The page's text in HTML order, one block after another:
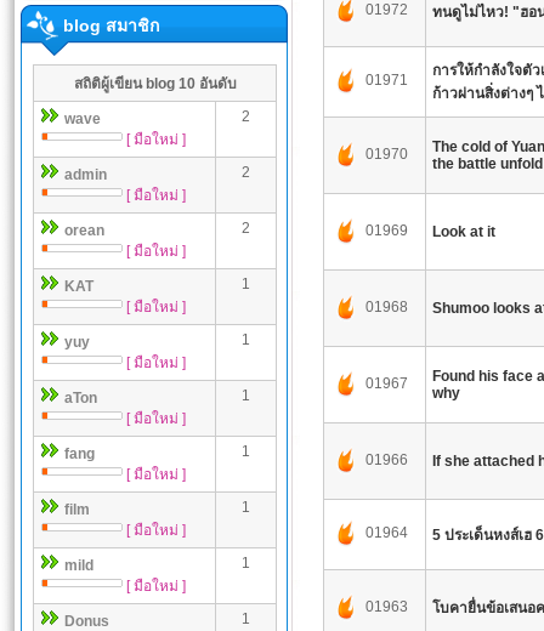
blog สมาชิก
สถิติผู้เขียน blog 10 อันดับ
wave
[ มือใหม่ ]
2
admin
[ มือใหม่ ]
2
orean
[ มือใหม่ ]
2
KAT
[ มือใหม่ ]
1
yuy
[ มือใหม่ ]
1
aTon
[ มือใหม่ ]
1
fang
[ มือใหม่ ]
1
film
[ มือใหม่ ]
1
mild
[ มือใหม่ ]
1
Donus
1
01972 ทนดูไม่ไหว! "ฮอ
01971
การให้กำลังใจตั
ก้าวผ่านสิ่งต่างๆ
01970
The cold of
the battle unfold
01969 Look at it
01968 Shumoo looks
01967
Found his face
why
01966 If she attached
01964 5 ประเด็นหงส์เฮ
01963 โบคายื่นข้อเสนอ